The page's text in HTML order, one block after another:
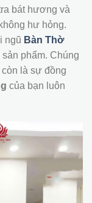
bát hương và
hư hỏng.
ngũ Bàn Thờ
phẩm. Chúng
là sự đồng
của bạn luôn